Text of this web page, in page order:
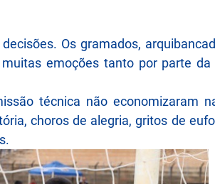
Os gramados,
emoções tanto por parte
técnica não economizaram
choros de alegria, gritos de